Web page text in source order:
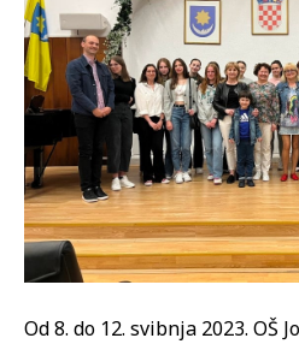
Od 8. do 12. svibnja 2023. OŠ